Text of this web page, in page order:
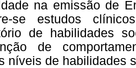
na emissão de
se estudos
de habilidades
de
níveis de habilidades